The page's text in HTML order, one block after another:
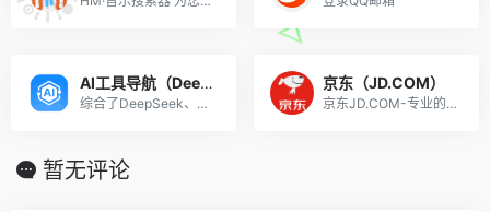
AI工具导航（DeepSeek、ChatGPT等）
综合了DeepSeek、GPT-4o、o3-mini等多种AI工具。
京东（JD.COM）
京东JD.COM-专业的综合网上购物商城，为您提供正品低价的购物选择、优质便捷的服务体验。商品来自全球数十万品牌商家，囊括家电、手机、电脑、服装、居家、母婴、美妆、个护、食品、生鲜等丰富品类，满足各种购物需求。
暂无评论